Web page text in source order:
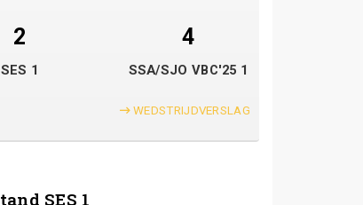
2 4
SES 1 SSA/SJO VBC'25 1
WEDSTRIJDVERSLAG
SES 1